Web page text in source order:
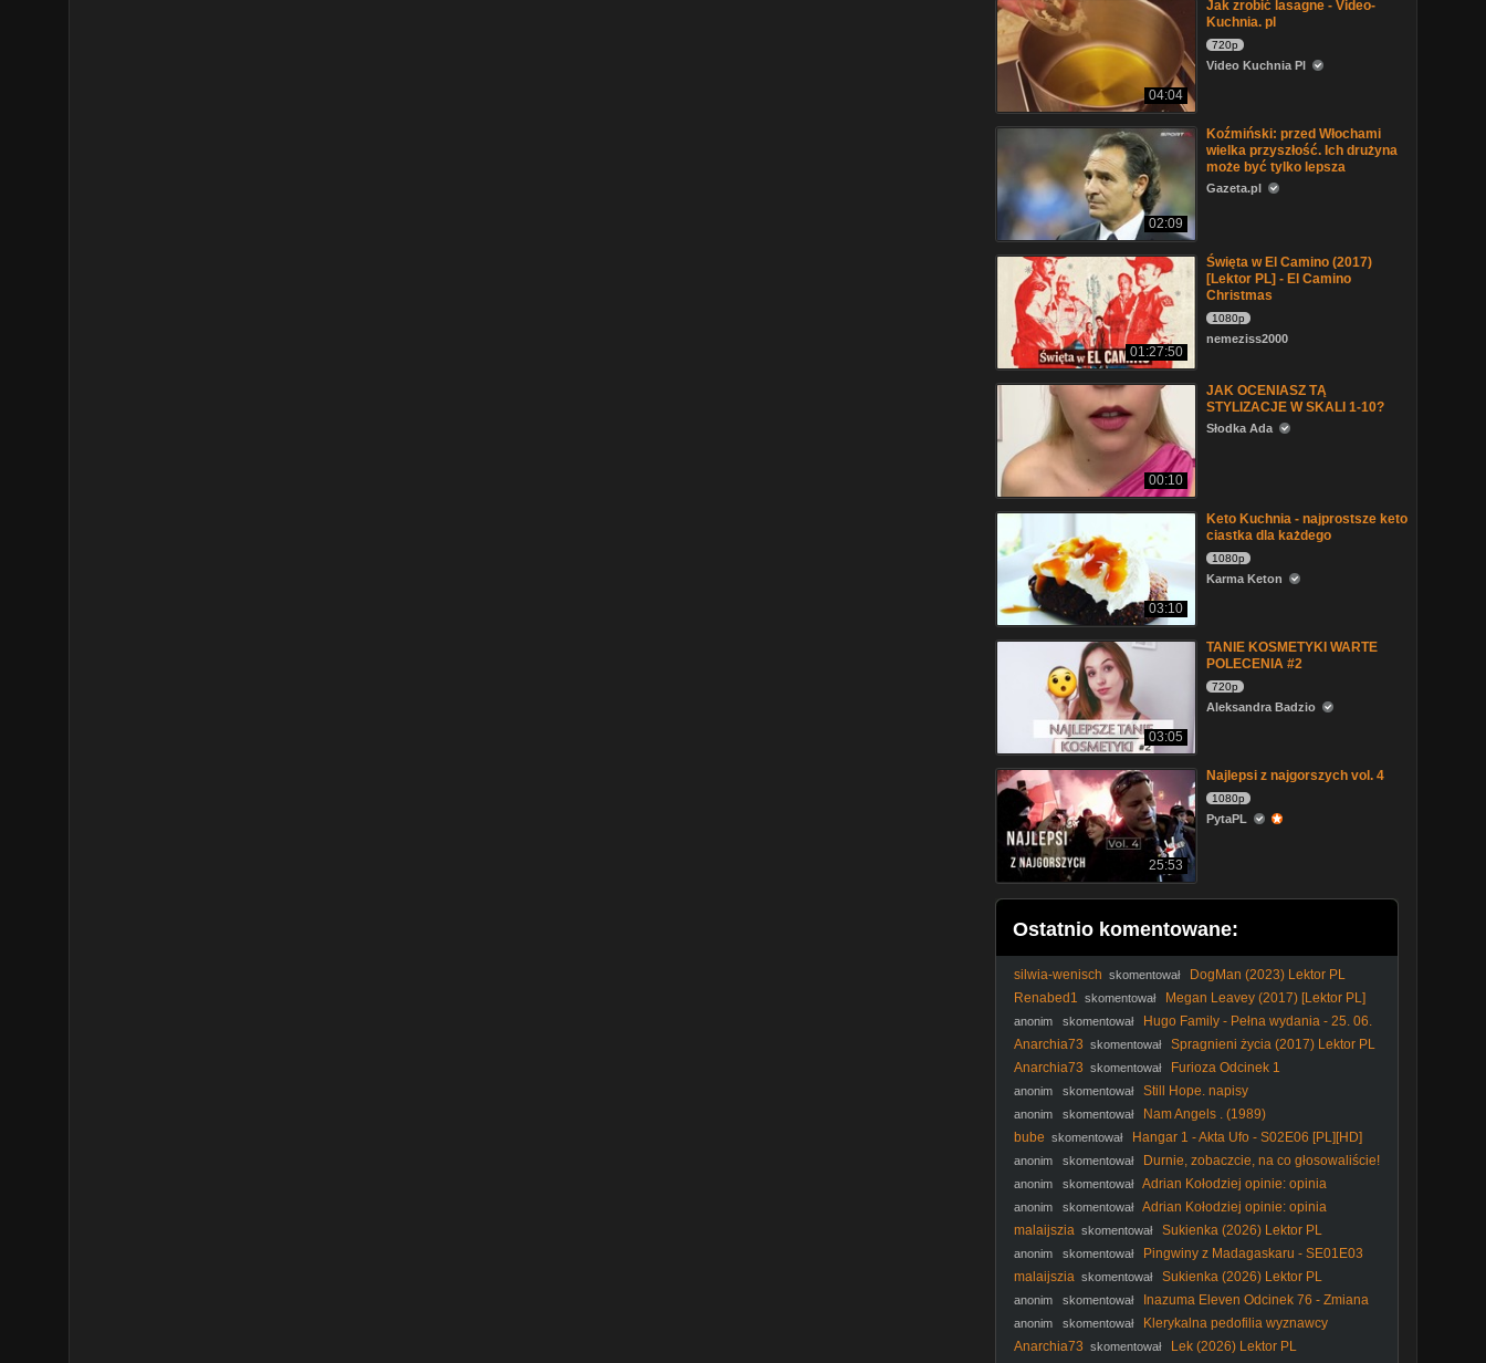
04:04
Jak zrobić lasagne - Video-
Kuchnia. pl
720p
Video Kuchnia Pl
02:09
Koźmiński: przed Włochami
wielka przyszłość. Ich drużyna
może być tylko lepsza
Gazeta.pl
01:27:50
Święta w El Camino (2017)
[Lektor PL] - El Camino
Christmas
1080p
nemeziss2000
00:10
JAK OCENIASZ TĄ
STYLIZACJE W SKALI 1-10?
Słodka Ada
03:10
Keto Kuchnia - najprostsze keto
ciastka dla każdego
1080p
Karma Keton
03:05
TANIE KOSMETYKI WARTE
POLECENIA #2
720p
Aleksandra Badzio
25:53
Najlepsi z najgorszych vol. 4
1080p
PytaPL
Ostatnio komentowane:
silwia-wenisch skomentował
DogMan (2023) Lektor PL
Renabed1 skomentował Megan Leavey (2017) [Lektor PL]
anonim skomentował
Hugo Family - Pełna wydania - 25. 06.
2005
Anarchia73 skomentował
Spragnieni życia (2017) Lektor PL
Anarchia73 skomentował Furioza Odcinek 1
anonim skomentował Still Hope. napisy
anonim skomentował
Nam Angels . (1989)
bube skomentował Hangar 1 - Akta Ufo - S02E06 [PL][HD]
anonim skomentował
Durnie, zobaczcie, na co głosowaliście!
#Nawrocki #Batyr #protestanci #wybory2025 #polityka
anonim skomentował Adrian Kołodziej opinie: opinia
uczestniczki coachingu z dnia 18. 02. 2026
anonim skomentował Adrian Kołodziej opinie: opinia
uczestniczki coachingu z dnia 18. 02. 2026
malaijszia skomentował Sukienka (2026) Lektor PL
anonim skomentował
Pingwiny z Madagaskaru - SE01E03
Sąsiad Z Księżyca - Nawiedzone Zoo
malaijszia skomentował Sukienka (2026) Lektor PL
anonim skomentował
Inazuma Eleven Odcinek 76 - Zmiana
reprezentacji? (Polski Dubbing)
anonim skomentował
Klerykalna pedofilia wyznawcy
Molocha #kler #katolicyzm #Kościółkatolicki #katokomuna
Anarchia73 skomentował
Lek (2026) Lektor PL